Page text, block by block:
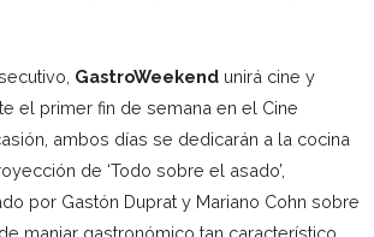
GastroWeekend unirá cine y
el primer fin de semana en el Cine
ambos días se dedicarán a la cocina
de ‘Todo sobre el asado’,
por Gastón Duprat y Mariano Cohn sobre
manjar gastronómico tan característico